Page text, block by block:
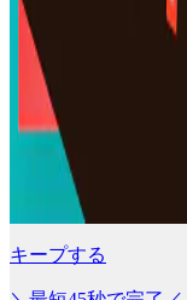
キープする